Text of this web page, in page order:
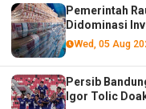
Pemerintah
Didominasi
Wed, 05 Aug
Persib
Igor Tolic